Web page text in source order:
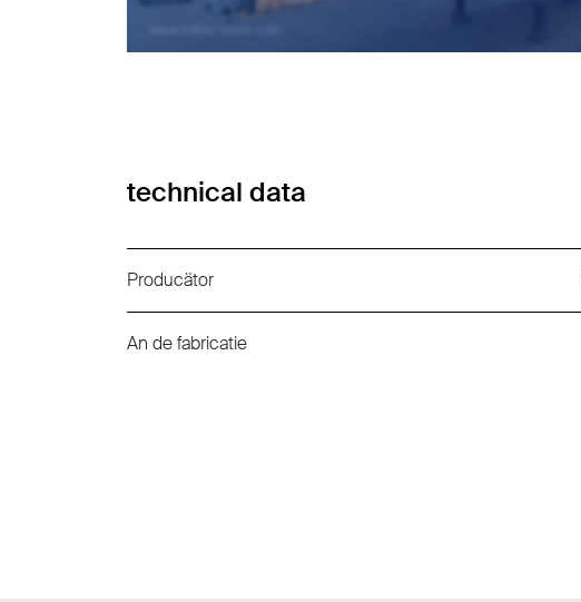
technical data
Producätor
An de fabricatie